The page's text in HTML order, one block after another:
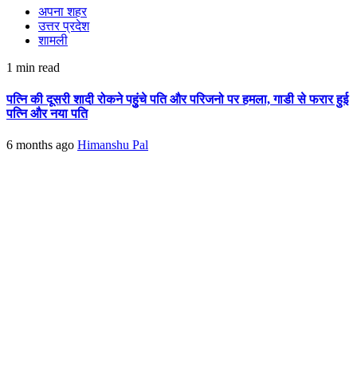
अपना शहर
उत्तर प्रदेश
शामली
1 min read
पत्नि की दूसरी शादी रोकने पहुुंचे पति और परिजनो पर हमला, गाडी से फरार हुई
पत्नि और नया पति
6 months ago Himanshu Pal